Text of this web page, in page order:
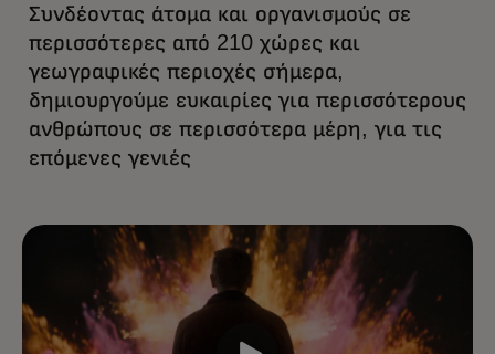
Συνδέοντας άτομα και οργανισμούς σε
περισσότερες από 210 χώρες και
γεωγραφικές περιοχές σήμερα,
δημιουργούμε ευκαιρίες για περισσότερους
ανθρώπους σε περισσότερα μέρη, για τις
επόμενες γενιές